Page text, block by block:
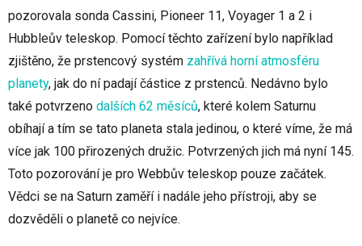
pozorovala sonda Cassini, Pioneer 11, Voyager 1 a 2 i
Hubbleův teleskop. Pomocí těchto zařízení bylo například
zjištěno, že prstencový systém zahřívá horní atmosféru
planety, jak do ní padají částice z prstenců. Nedávno bylo
také potvrzeno dalších 62 měsíců, které kolem Saturnu
obíhají a tím se tato planeta stala jedinou, o které víme, že má
více jak 100 přirozených družic. Potvrzených jich má nyní 145.
Toto pozorování je pro Webbův teleskop pouze začátek.
Vědci se na Saturn zaměří i nadále jeho přístroji, aby se
dozvěděli o planetě co nejvíce.